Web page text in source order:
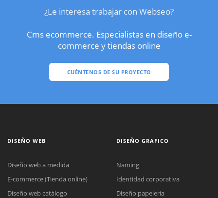
¿Le interesa trabajar con Webseo?
Cms ecommerce. Especialistas en diseño e-
commerce y tiendas online
CUÉNTENOS DE SU PROYECTO
DISEÑO WEB
Diseño web a medida
E-commerce (Tienda online)
Diseño web catálogo
DISEÑO GRAFICO
Naming
Identidad corporativa
Diseño papelería